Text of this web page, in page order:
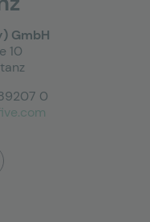
GmbH
10
0